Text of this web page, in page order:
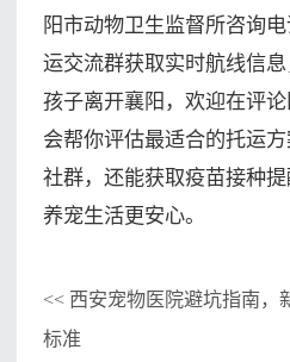
阳市动物卫生监督所咨询
运交流群获取实时航线信
孩子离开襄阳，欢迎在评
会帮你评估最适合的托运
社群，还能获取疫苗接种
养宠生活更安心。
<<西安宠物医院避坑指南，
标准